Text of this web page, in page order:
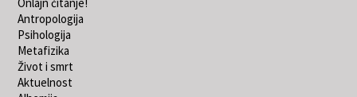
Antropologija
Psihologija
Metafizika
Život i smrt
Aktuelnost